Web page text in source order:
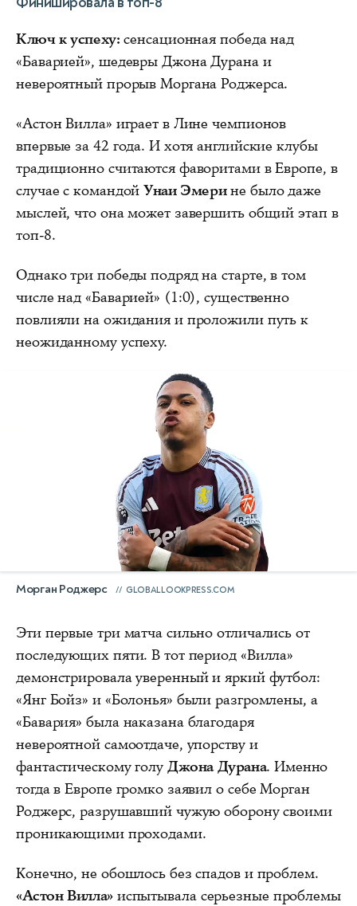
Ключ к успеху: сенсационная победа над
«Баварией», шедевры Джона Дурана и
невероятный прорыв Моргана Роджерса.
«Астон Вилла» играет в Лине чемпионов
впервые за 42 года. И хотя английские клубы
традиционно считаются фаворитами в Европе, в
случае с командойУнаи Эмерине было даже
мыслей, что она может завершить общий этап в
топ-8.
Однако три победы подряд на старте, в том
числе над «Баварией» (1:0), существенно
повлияли на ожидания и проложили путь к
неожиданному успеху.
Морган Роджерс GLOBALLOOKPRESS.COM
Эти первые три матча сильно отличались от
последующих пяти. В тот период «Вилла»
демонстрировала уверенный и яркий футбол:
«Янг Бойз» и «Болонья» были разгромлены, а
«Бавария» была наказана благодаря
невероятной самоотдаче, упорству и
фантастическому голу Джона Дурана. Именно
тогда в Европе громко заявил о себе Морган
Роджерс, разрушавший чужую оборону своими
проникающими проходами.
Конечно, не обошлось без спадов и проблем.
«Астон Вилла»испытывала серьезные проблемы